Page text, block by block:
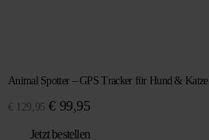
Animal Spotter – GPS Tracker für Hund & Katze
€ 129,95 Ursprünglicher
€ 99,95Aktueller
Jetzt bestellen